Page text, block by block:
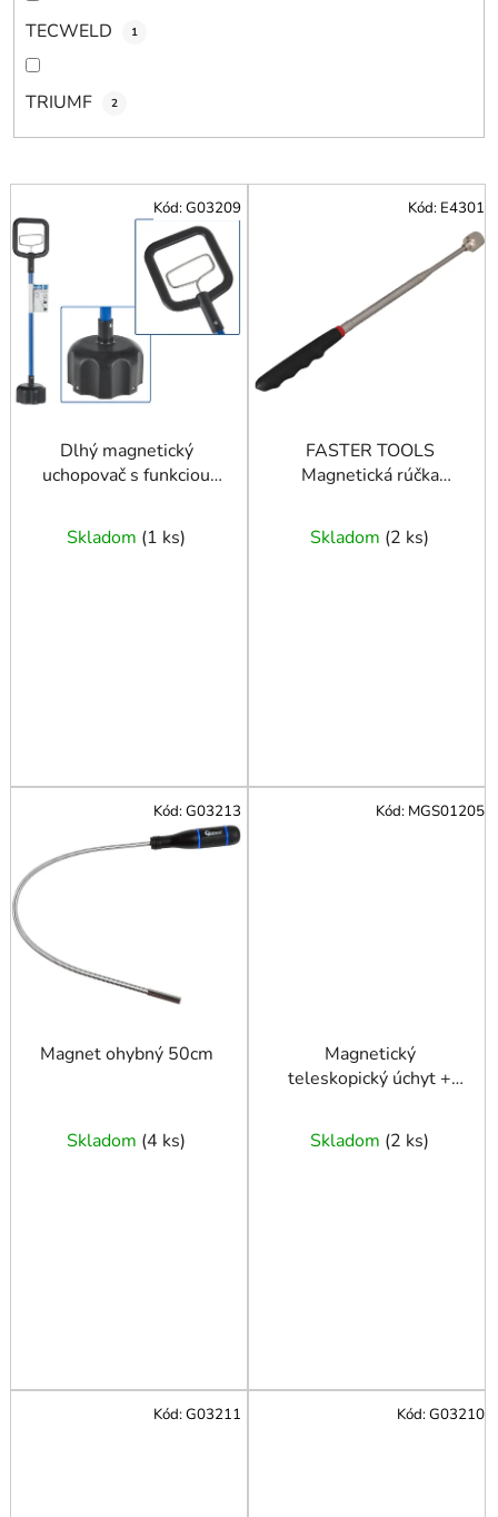
TECWELD 1
TRIUMF 2
V
ý
p
o
Dlhý magnetický
uchopovač s funkciou
cm (6/12)
Skladom (1 ks)
Kód:G03209
FASTER TOOLS
Magnetická rúčka
Skladom (2 ks)
Kód: E4301
Magnet ohybný 50cm
Skladom (4 ks)
Kód:G03213
Magnetický
teleskopický úchyt +
Skladom (2 ks)
Kód: MGS01205
Kód:G03211 Kód:G03210